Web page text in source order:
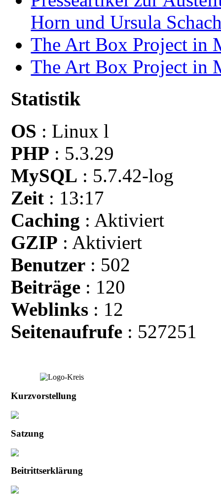
Horn und Ursula
The Art Box Project in
The Art Box Project in
Statistik
OS : Linux l
PHP : 5.3.29
MySQL : 5.7.42-log
Zeit : 13:17
Caching : Aktiviert
GZIP : Aktiviert
Benutzer : 502
Beiträge : 120
Weblinks : 12
Seitenaufrufe : 527251
Kurzvorstellung
Satzung
Beitrittserklärung